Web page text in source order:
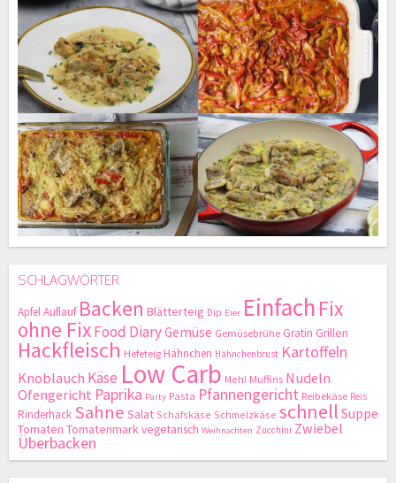
SCHLAGWÖRTER
ApfelAuflauf Backen Blätterteig Dip Eier Einfach Fix
ohne FixFood DiaryGemüse Gemüsebrühe Gratin Grillen
Hackfleisch Hefeteig Hähnchen Hähnchenbrust Kartoffeln
Knoblauch Käse Low Carb Mehl Muffins Nudeln
Ofengericht Paprika Party Pasta Pfannengericht Reibekäse Reis
Rinderhack Sahne Salat Schafskäse Schmelzkäse schnell Suppe
Tomaten Tomatenmarkvegetarisch Weihnachten Zucchini Zwiebel
Überbacken